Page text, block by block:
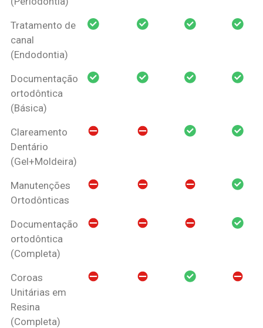
Tratamento de
canal
(Endodontia)
Documentação
ortodôntica
(Básica)
Clareamento
Dentário
(Gel+Moldeira)
Manutenções
Ortodônticas
Documentação
ortodôntica
(Completa)
Coroas
Unitárias em
Resina
(Completa)